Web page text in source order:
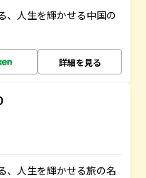
、人生を輝かせる中国の
詳細を見る
、人生を輝かせる旅の名